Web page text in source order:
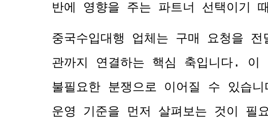
반에 영향을 주는 파트너 선택이기
중국수입대행 업체는 구매 요청을 전
관까지 연결하는 핵심 축입니다. 이
불필요한 분쟁으로 이어질 수 있습니
운영 기준을 먼저 살펴보는 것이 필